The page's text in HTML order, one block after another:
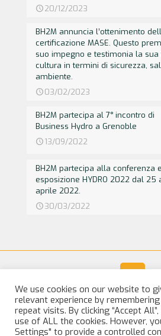
20/12/2023
BH2M annuncia l’ottenimento
certificazione MASE. Questo
suo impegno e testimonia la sua
cultura in termini di sicurezza,
ambiente.
03/02/2023
BH2M partecipa al 7° incontro di
Business Hydro a Grenoble
13/09/2022
BH2M partecipa alla conferenza
esposizione HYDRO 2022 dal 25
aprile 2022.
30/03/2022
© 2025 BH2M. All Rights
We use cookies on our website to
relevant experience by
repeat visits. By clicking “Accept
use of ALL the cookies. However,
Settings" to provide a controlled